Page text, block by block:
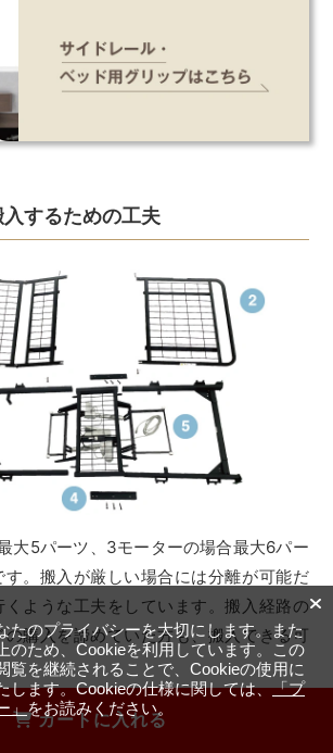
カートに入れる
するための工夫
大5パーツ、3モーターの場合最大6パー
。搬入が厳しい場合には分離が可能だ
ような工夫をしています。搬入経路の
購入を諦めていた方も、搬入できる可
たのプライバシーを大切にします。また
のため、Cookieを利用しています。この
覧を継続されることで、Cookieの使用に
します。Cookieの仕様に関しては、「プ
」をお読みください。